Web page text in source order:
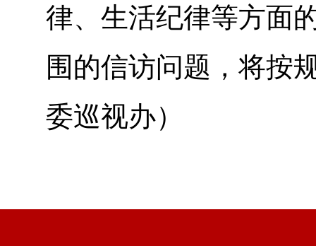
律、生活纪律等方面
围的信访问题，将按
委巡视办）